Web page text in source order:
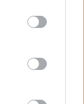
Αθηνών»
επισκέπτης
«Βαμμένος